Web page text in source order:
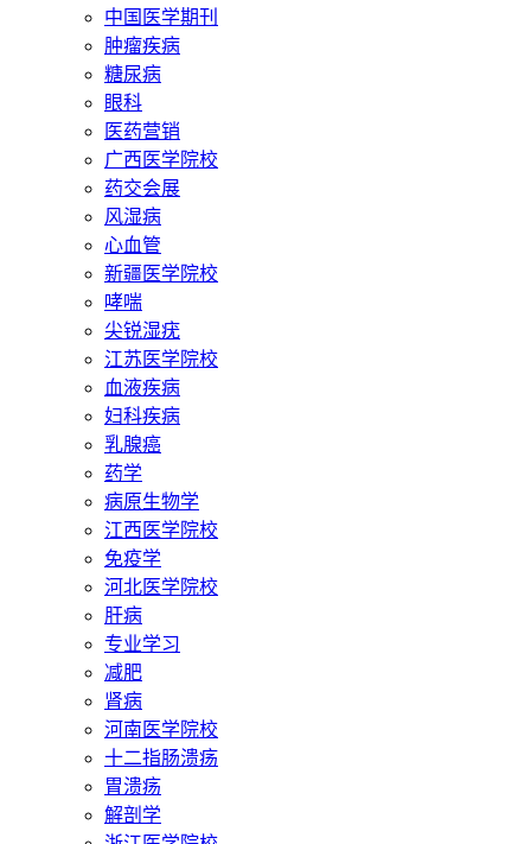
中国医学期刊
肿瘤疾病
糖尿病
眼科
医药营销
广西医学院校
药交会展
风湿病
心血管
新疆医学院校
哮喘
尖锐湿疣
江苏医学院校
血液疾病
妇科疾病
乳腺癌
药学
病原生物学
江西医学院校
免疫学
河北医学院校
肝病
专业学习
减肥
肾病
河南医学院校
十二指肠溃疡
胃溃疡
解剖学